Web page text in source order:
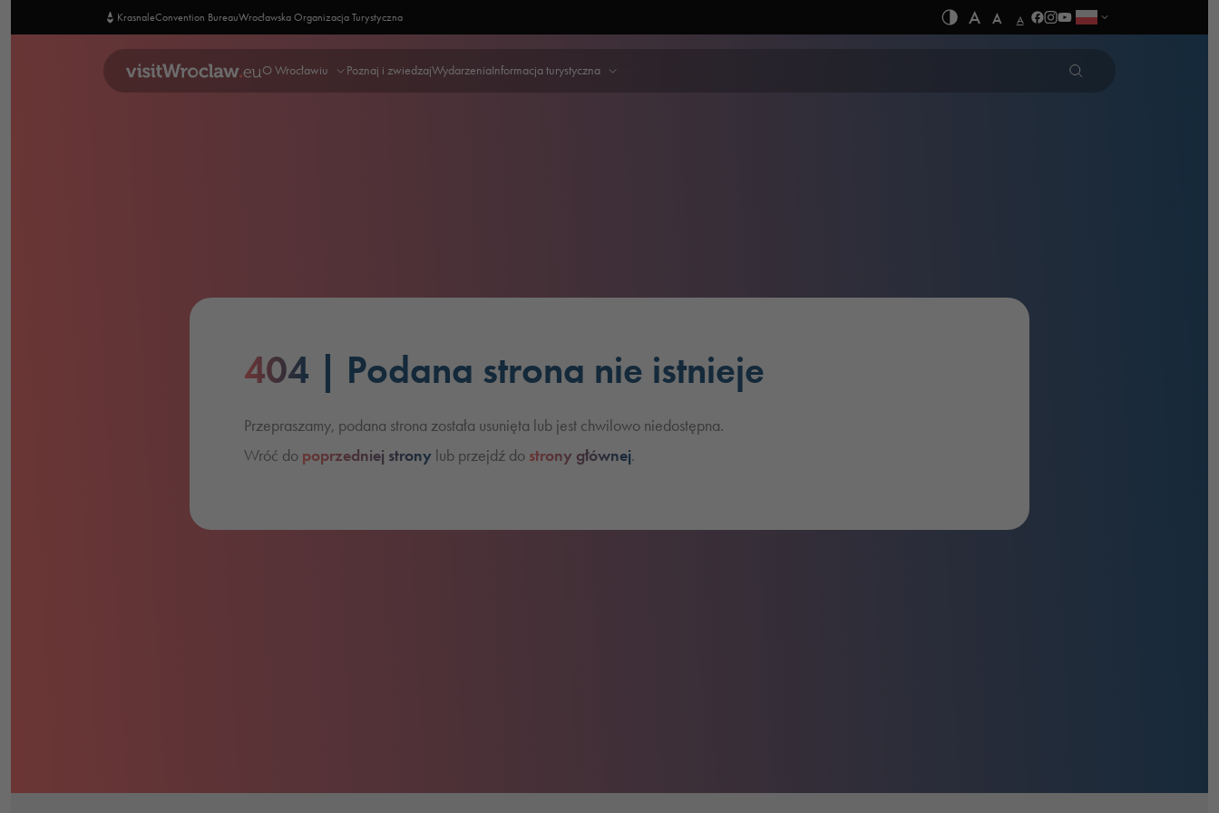
KrasnaleConvention BureauWrocławska Organizacja Turystyczna A A A
O Wrocławiu Poznaj i zwiedzajWydarzeniaInformacja turystyczna
404 | Podana strona nie istnieje
Przepraszamy, podana strona została usunięta lub jest chwilowo niedostępna.
Wróć do poprzedniej strony lub przejdź do strony głównej.